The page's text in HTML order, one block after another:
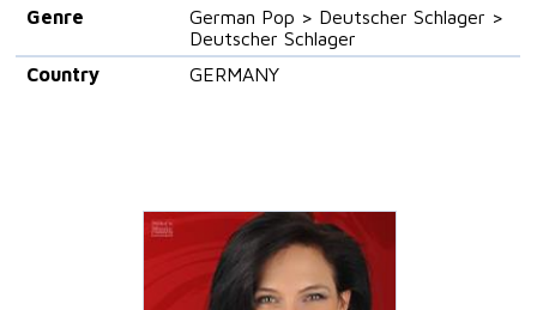
Genre
German Pop > Deutscher Schlager >
Deutscher Schlager
Country
GERMANY